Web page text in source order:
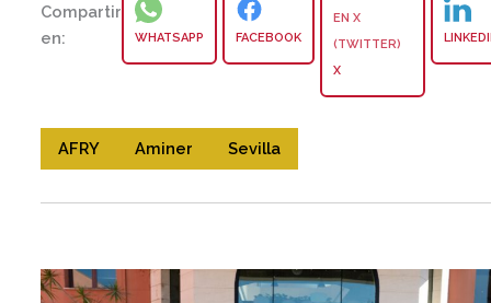
Compartir
en:
WHATSAPP FACEBOOK
X
AFRY Aminer Sevilla